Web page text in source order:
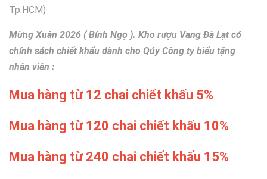
Tp.HCM)
Mừng Xuân 2026 ( Bính Ngọ ). Kho rượu Vang Đà Lạt có
chính sách chiết khấu dành cho Qúy Công ty biếu tặng
nhân viên :
Mua hàng từ 12 chai chiết khấu 5%
Mua hàng từ 120 chai chiết khấu 10%
Mua hàng từ 240 chai chiết khấu 15%